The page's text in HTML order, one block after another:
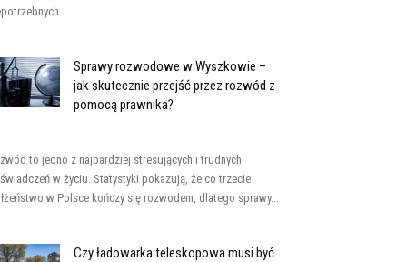
Sprawy rozwodowe w Wyszkowie –
jak skutecznie przejść przez rozwód z
pomocą prawnika?
to jedno z najbardziej stresujących i trudnych
w życiu. Statystyki pokazują, że co trzecie
w Polsce kończy się rozwodem, dlatego sprawy...
Czy ładowarka teleskopowa musi być